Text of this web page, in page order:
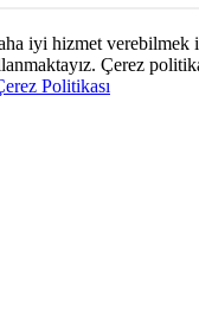
iyi hizmet
Çerez
Politikası